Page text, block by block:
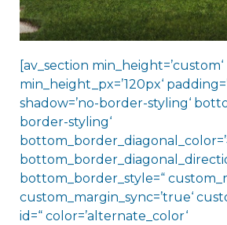
[av_section min_height=’custom‘
min_height_px=’120px‘
shadow=’no-border-styling‘
border-styling‘
bottom_border_style=“
custom_margin_sync=’true‘
id=“ color=’alternate_color‘